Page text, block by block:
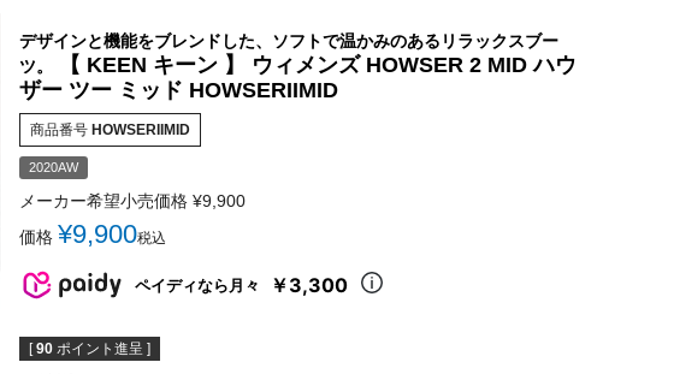
デザインと機能をブレンドした、ソフトで温かみのあるリラックスブー
ツ。
【 KEEN キーン 】 ウィメンズ HOWSER 2 MID ハウ
ザー ツー ミッド HOWSERIIMID
商品番号 HOWSERIIMID
2020AW
メーカー希望小売価格 ¥9,900
価格 ¥9,900税込
ペイディなら月々 ￥3,300
[ 90 ポイント進呈 ]